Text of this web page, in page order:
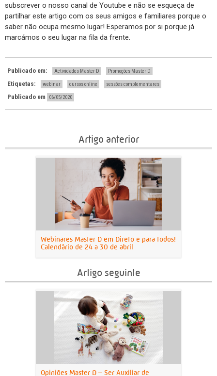
subscrever o nosso canal de Youtube e não se esqueça de
partilhar este artigo com os seus amigos e familiares porque o
saber não ocupa mesmo lugar! Esperamos por si porque já
marcámos o seu lugar na fila da frente.
Publicado em: Actividades Master D Promoções Master D
Etiquetas: webinar cursos online sessões complementares
Publicado em 06/05/2020
Artigo anterior
Webinares Master D em Direto e para todos!
Calendário de 24 a 30 de abril
Artigo seguinte
Opiniões Master D – Ser Auxiliar de